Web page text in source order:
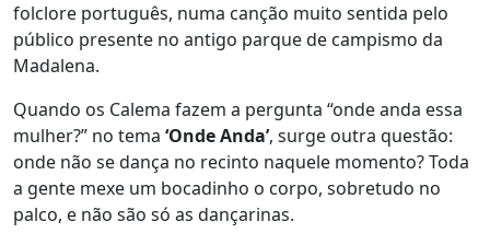
folclore português, numa canção muito sentida pelo
público presente no antigo parque de campismo da
Madalena.
Quando os Calema fazem a pergunta “onde anda essa
mulher?” no tema ‘Onde Anda’, surge outra questão:
onde não se dança no recinto naquele momento? Toda
a gente mexe um bocadinho o corpo, sobretudo no
palco, e não são só as dançarinas.